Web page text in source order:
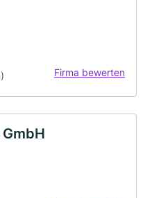
Firma bewerten